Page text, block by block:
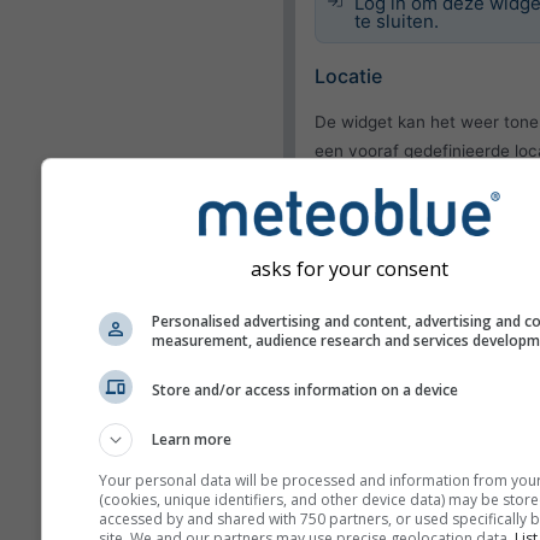
te sluiten.
Locatie
De widget kan het weer
een vooraf gedefinieerde
bezoeker van uw site te
Huidige locatie
Locatie van gebruiker
luchtvochtigheid weglaten
asks for your consent
Personalised advertising and content, advertising and
measurement, audience research and services
Store and/or access information on a device
Learn more
Your personal data will be processed and information from
(cookies, unique identifiers, and other device data) may be
accessed by and shared with 750 partners, or used specifically